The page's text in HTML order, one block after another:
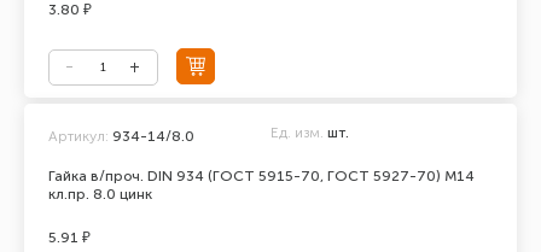
3.80 ₽
Гайка в/проч. DIN 934 (ГОСТ 5915-70, ГОСТ 5927-70) М14
кл.пр. 8.0 цинк
Артикул: 934-14/8.0 Ед. изм. шт.
5.91 ₽